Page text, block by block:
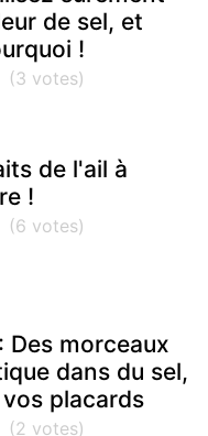
de sel, et
!
de l'ail à
!
Des morceaux
dans du sel,
placards